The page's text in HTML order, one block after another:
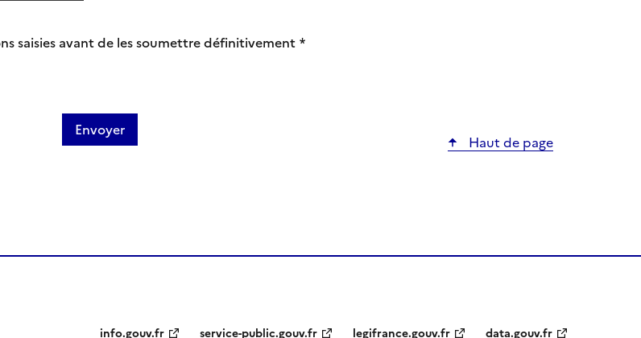
saisies avant de les soumettre définitivement *
Haut de page
info.gouv.fr service-public.gouv.fr legifrance.gouv.fr data.gouv.fr